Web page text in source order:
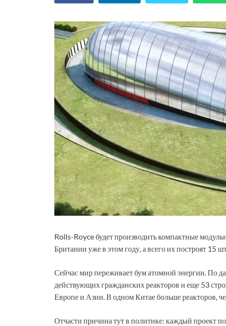
Rolls-Royce будет производить компактные
Британии уже в этом году, а всего их построят 15
Сейчас мир переживает бум атомной энергии. По
действующих гражданских реакторов и еще 53
Европе и Азии. В одном Китае больше реакторов,
Отчасти причина тут в политике: каждый проект